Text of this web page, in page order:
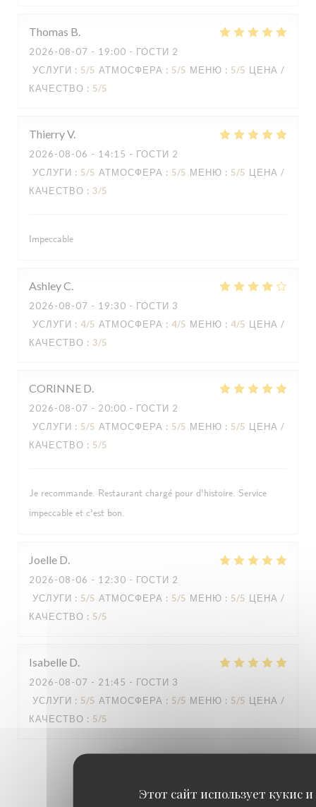
Этот сайт использует кукис и
Thomas B
2026-08-07 - 19:00 - ГОСТИ 2
УСЛУГИ : 5/5 АТМОСФЕРА : 5/5 МЕНЮ : 5/5 ЦЕНА /
КАЧЕСТВО : 5/5
ThierryV
2026-08-06 - 14:15 - ГОСТИ 2
УСЛУГИ : 5/5 АТМОСФЕРА : 5/5 МЕНЮ : 5/5 ЦЕНА /
КАЧЕСТВО : 3/5
Impeccable
AshleyC
2026-08-07 - 19:30 - ГОСТИ 3
УСЛУГИ : 4/5 АТМОСФЕРА : 4/5 МЕНЮ : 4/5 ЦЕНА /
КАЧЕСТВО : 3/5
CORINNE D
2026-08-07 - 20:00 - ГОСТИ 2
УСЛУГИ : 5/5 АТМОСФЕРА : 5/5 МЕНЮ : 5/5 ЦЕНА /
КАЧЕСТВО : 5/5
Je recommande. Restaurant chargé pour d'histoire. Service
impeccable et c'est bon.
Joelle D
2026-08-06 - 12:30 - ГОСТИ 2
УСЛУГИ : 5/5 АТМОСФЕРА : 5/5 МЕНЮ : 5/5 ЦЕНА /
КАЧЕСТВО : 5/5
Isabelle D
2026-08-07 - 21:45 - ГОСТИ 3
УСЛУГИ : 5/5 АТМОСФЕРА : 5/5 МЕНЮ : 5/5 ЦЕНА /
КАЧЕСТВО : 5/5